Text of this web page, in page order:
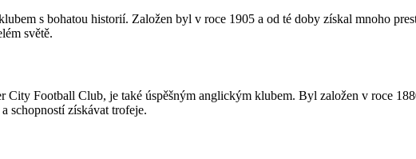
s bohatou historií. Založen byl v roce 1905 a od té doby získal mnoho
světě.
City Football Club, je také úspěšným anglickým klubem. Byl založen v roce
schopností získávat trofeje.